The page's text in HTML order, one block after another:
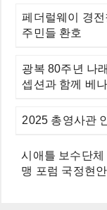
페더럴웨이 경전
주민들 환호
광복 80주년 나
셉션과 함께 베
2025 총영사관
시애틀 보수단
맹 포럼 국정현